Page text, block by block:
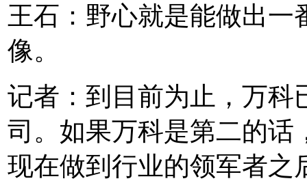
王石：野心就是能做出一
像。
记者：到目前为止，万科
司。如果万科是第二的话
现在做到行业的领军者之